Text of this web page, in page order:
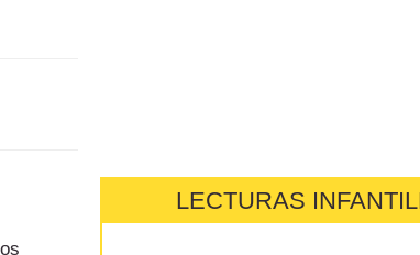
LECTURAS